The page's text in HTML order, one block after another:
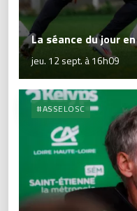
La séance du jour
jeu. 12 sept. à 16h09
#ASSELOSC